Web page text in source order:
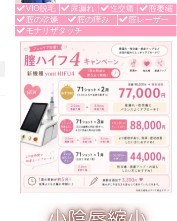
VIO脱毛 尿漏れ 性交痛
腟萎縮
腟の乾燥
腟の痒み
腟レーザー
モナリザタッチ